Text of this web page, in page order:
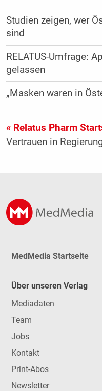
Studien zeigen, wer
sind
RELATUS-Umfrage:
gelassen
„Masken waren in
« Relatus Pharm
Vertrauen in
MedMedia Startseite
Über unseren Verlag
Mediadaten
Team
Jobs
Kontakt
Print-Abos
Newsletter